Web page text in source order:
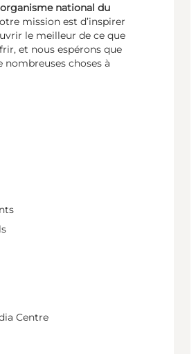
national du
mission est d’inspirer
le meilleur de ce que
et nous espérons que
nombreuses choses à
Centre